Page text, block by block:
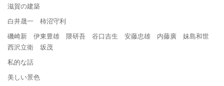
滋賀の建築
白井晟一 柿沼守利
磯崎新 伊東豊雄 隈研吾 谷口吉生 安藤忠雄 内藤廣 妹島和世
西沢立衛 坂茂
私的な話
美しい景色